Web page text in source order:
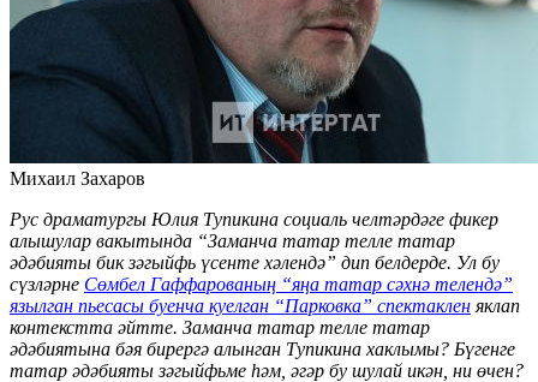
Михаил Захаров
Рус драматургы Юлия Тупикина социаль челтәрдәге фикер
алышулар вакытында “Заманча татар телле татар
әдәбияты бик зәгыйфь үсенте хәлендә” дип белдерде. Ул бу
сүзләрне Сөмбел Гаффарованың “яңа татар сәхнә телендә”
язылган пьесасы буенча куелган “Парковка” спектаклен яклап
контекстта әйтте. Заманча татар телле татар
әдәбиятына бәя бирергә алынган Тупикина хаклымы? Бүгенге
татар әдәбияты зәгыйфьме һәм, әгәр бу шулай икән, ни өчен?